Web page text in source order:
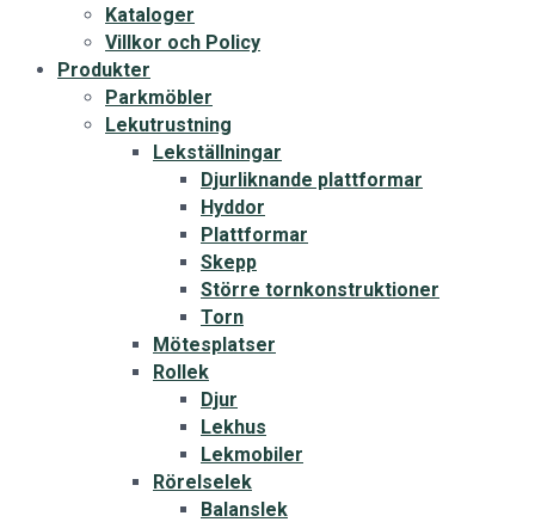
Kataloger
Villkor och Policy
Produkter
Parkmöbler
Lekutrustning
Lekställningar
Djurliknande plattformar
Hyddor
Plattformar
Skepp
Större tornkonstruktioner
Torn
Mötesplatser
Rollek
Djur
Lekhus
Lekmobiler
Rörelselek
Balanslek